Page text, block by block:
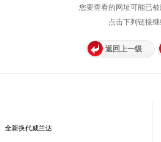
您要查看的网址可能已被
点击下列链接
返回上一级
全新换代威兰达